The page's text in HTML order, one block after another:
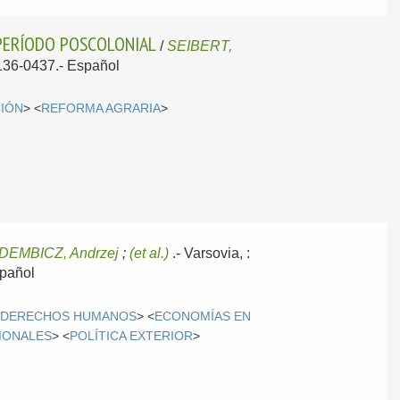
POSCOLONIAL /SEIBERT,
0437.- Español
> <REFORMA AGRARIA>
Andrzej ;(et al.) .-Varsovia, :
DERECHOS HUMANOS> <ECONOMÍAS EN
> <POLÍTICA EXTERIOR>